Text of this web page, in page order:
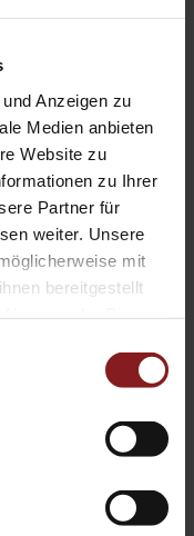
Anzeigen zu
Medien anbieten
Website zu
zu Ihrer
Partner für
weiter. Unsere
mit
bereitgestellt